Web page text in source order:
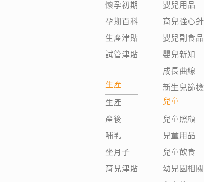
懷孕初期
孕期百科
生產津貼
試管津貼
生產
生產
產後
哺乳
坐月子
育兒津貼
嬰兒用品
育兒強心針
嬰兒副食品
嬰兒新知
成長曲線
新生兒篩檢
兒童
兒童照顧
兒童用品
兒童飲食
幼兒園相關